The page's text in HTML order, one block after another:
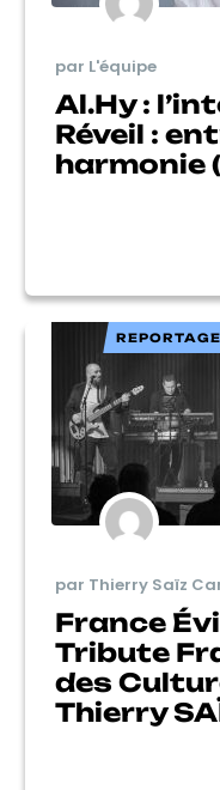
par L'équipe
Al.Hy :
Réveil :
harmonie
par Thierry Saïz
France
Tribute
des
Thierry